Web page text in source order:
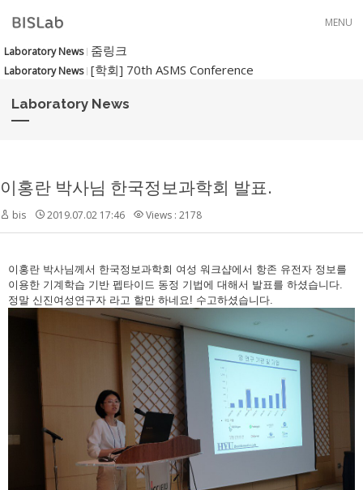
MENU
Laboratory News 줌링크
Laboratory News [학회] 70th ASMS Conference
Laboratory News
이홍란 박사님 한국정보과학회 발표.
bis 2019.07.02 17:46 Views : 2178
이홍란 박사님께서 한국정보과학회 여성 워크샵에서 항존 유전자 정보를
이용한 기계학습 기반 펩타이드 동정 기법에 대해서 발표를 하셨습니다.
정말 신진여성연구자 라고 할만 하네요! 수고하셨습니다.